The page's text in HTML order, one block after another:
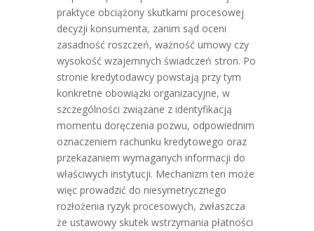
praktyce obciążony skutkami procesowej
decyzji konsumenta, zanim sąd oceni
zasadność roszczeń, ważność umowy czy
wysokość wzajemnych świadczeń stron. Po
stronie kredytodawcy powstają przy tym
konkretne obowiązki organizacyjne, w
szczególności związane z identyfikacją
momentu doręczenia pozwu, odpowiednim
oznaczeniem rachunku kredytowego oraz
przekazaniem wymaganych informacji do
właściwych instytucji. Mechanizm ten może
więc prowadzić do niesymetrycznego
rozłożenia ryzyk procesowych, zwłaszcza
że ustawowy skutek wstrzymania płatności